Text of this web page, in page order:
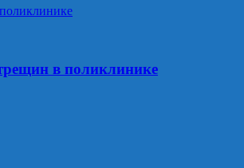
в поликлинике